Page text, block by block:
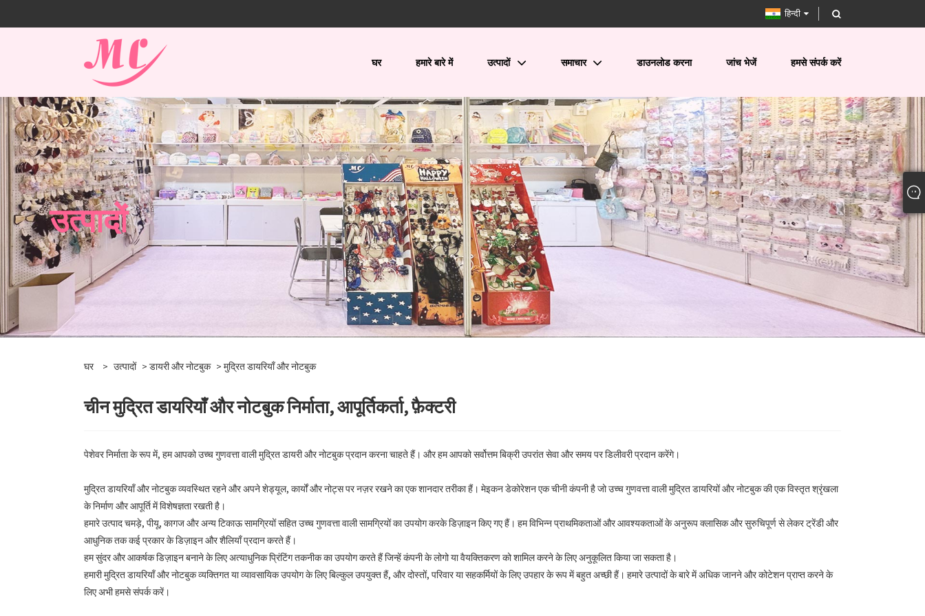
हिन्दी
घर हमारे बारे में उत्पादों समाचार डाउनलोड करना जांच भेजें हमसे संपर्क करें
उत्पादों
घर > उत्पादों > डायरी और नोटबुक > मुद्रित डायरियाँ और नोटबुक
चीन मुद्रित डायरियाँ और नोटबुक निर्माता, आपूर्तिकर्ता, फ़ैक्टरी
पेशेवर निर्माता के रूप में, हम आपको उच्च गुणवत्ता वाली मुद्रित डायरी और नोटबुक प्रदान करना चाहते हैं। और हम आपको सर्वोत्तम बिक्री उपरांत सेवा और समय पर डिलीवरी प्रदान करेंगे।
मुद्रित डायरियाँ और नोटबुक व्यवस्थित रहने और अपने शेड्यूल, कार्यों और नोट्स पर नज़र रखने का एक शानदार तरीका हैं। मेइकन डेकोरेशन एक चीनी कंपनी है जो उच्च गुणवत्ता वाली मुद्रित डायरियों और नोटबुक की एक विस्तृत श्रृंखला
के निर्माण और आपूर्ति में विशेषज्ञता रखती है।
हमारे उत्पाद चमड़े, पीयू, कागज और अन्य टिकाऊ सामग्रियों सहित उच्च गुणवत्ता वाली सामग्रियों का उपयोग करके डिज़ाइन किए गए हैं। हम विभिन्न प्राथमिकताओं और आवश्यकताओं के अनुरूप क्लासिक और सुरुचिपूर्ण से लेकर ट्रेंडी और
आधुनिक तक कई प्रकार के डिज़ाइन और शैलियाँ प्रदान करते हैं।
हम सुंदर और आकर्षक डिज़ाइन बनाने के लिए अत्याधुनिक प्रिंटिंग तकनीक का उपयोग करते हैं जिन्हें कंपनी के लोगो या वैयक्तिकरण को शामिल करने के लिए अनुकूलित किया जा सकता है।
हमारी मुद्रित डायरियाँ और नोटबुक व्यक्तिगत या व्यावसायिक उपयोग के लिए बिल्कुल उपयुक्त हैं, और दोस्तों, परिवार या सहकर्मियों के लिए उपहार के रूप में बहुत अच्छी हैं। हमारे उत्पादों के बारे में अधिक जानने और कोटेशन प्राप्त करने के
लिए अभी हमसे संपर्क करें।